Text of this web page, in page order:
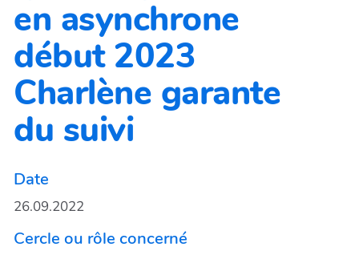
en asynchrone
début 2023
Charlène garante
du suivi
Date
26.09.2022
Cercle ou rôle concerné